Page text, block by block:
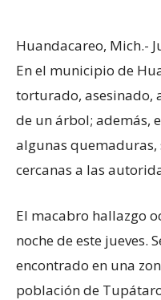
Huandacareo, Mich.-
En el municipio de
torturado, asesinado,
de un árbol; además,
algunas quemaduras,
cercanas a las
El macabro hallazgo
noche de este jueves.
encontrado en una
población de